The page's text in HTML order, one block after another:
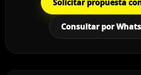
Solicitar propuesta
Consultar por